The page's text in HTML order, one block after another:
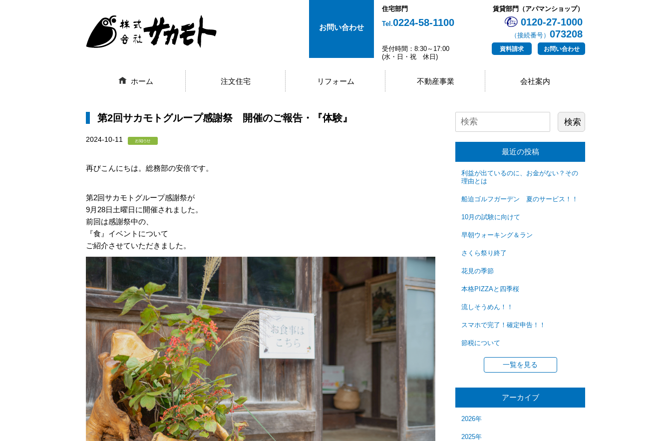
お問い合わせ
住宅部門
Tel.0224-58-1100
賃貸部門（アパマンショップ）
0120-27-1000
（接続番号） 073208
受付時間：8:30～17:00
(水・日・祝 休日)
資料請求 お問い合わせ
ホーム 注文住宅 リフォーム 不動産事業 会社案内
第2回サカモトグループ感謝祭 開催のご報告・『体験』
2024-10-11
再びこんにちは。総務部の安倍です。
第2回サカモトグループ感謝祭が
9月28日土曜日に開催されました。
前回は感謝祭中の、
『食』イベントについて
ご紹介させていただきました。
最近の投稿
利益が出ているのに、お金がない？その
理由とは
船迫ゴルフガーデン 夏のサービス！！
10月の試験に向けて
早朝ウォーキング＆ラン
さくら祭り終了
花見の季節
本格PIZZAと四季桜
流しそうめん！！
スマホで完了！確定申告！！
節税について
一覧を見る
アーカイブ
2026年
2025年